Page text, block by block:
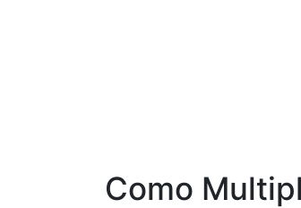
Como